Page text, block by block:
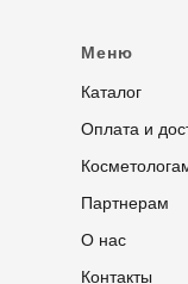
Меню
Каталог
Оплата и
Партнерам
О нас
Контакты